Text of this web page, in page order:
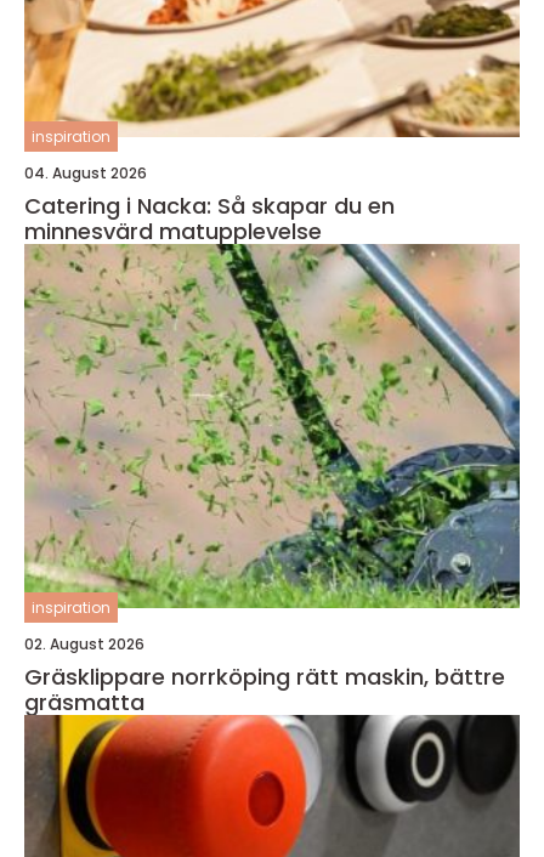
inspiration
04. August 2026
Catering i Nacka: Så skapar du en
minnesvärd matupplevelse
inspiration
02. August 2026
Gräsklippare norrköping rätt maskin, bättre
gräsmatta